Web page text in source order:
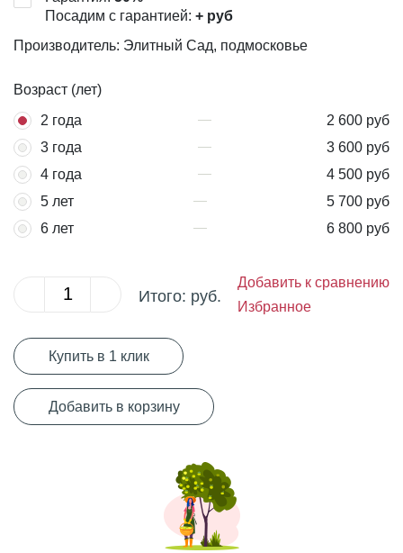
Посадим с гарантией: + руб
Производитель: Элитный Сад, подмосковье
Возраст (лет)
2 года
2 600 руб
3 года
3 600 руб
4 года
4 500 руб
5 лет
5 700 руб
6 лет
6 800 руб
Итого: руб.
Добавить к сравнению
Избранное
Купить в 1 клик
Добавить в корзину